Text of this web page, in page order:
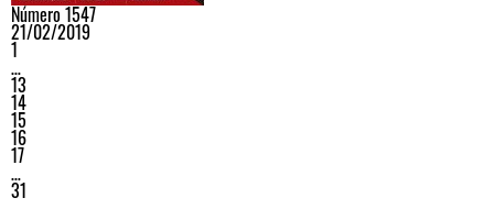
Número 1547
21/02/2019
1
…
13
14
15
16
17
…
31